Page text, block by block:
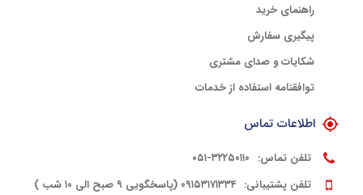
راهنمای خرید
پیگیری سفارش
شکایات و صدای مشتری
توافقنامه استفاده از خدمات
اطلاعات تماس
تلفن تماس: ۳۲۲۵۰۱۱۰-۰۵۱
تلفن پشتیبانی: ۰۹۱۵۳۱۷۱۳۳۴ (پاسخگویی ۹ صبح الی ۱۰ شب )